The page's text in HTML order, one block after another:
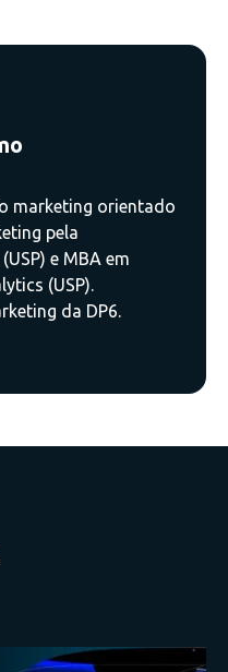
marketing orientado
pela
e MBA em
(USP).
da DP6.